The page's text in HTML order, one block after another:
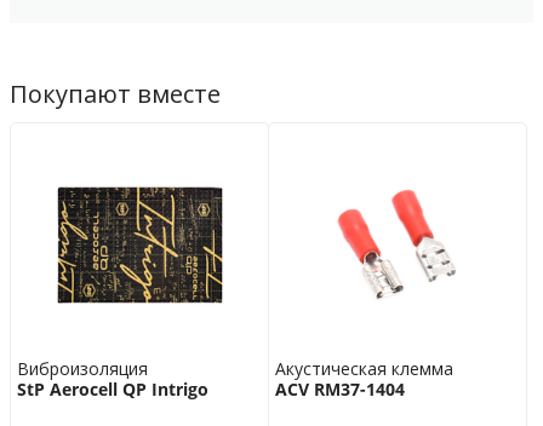
Покупают вместе
Виброизоляция
StP Aerocell QP Intrigo
Акустическая клемма
ACV RM37-1404